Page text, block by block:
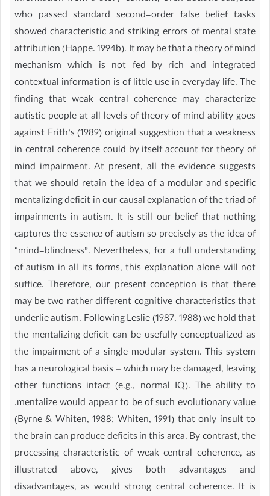
who passed standard second-order false belief tasks
showed characteristic and striking errors of mental state
attribution (Happe. 1994b). It may be that a theory of mind
mechanism which is not fed by rich and integrated
contextual information is of little use in everyday life. The
finding that weak central coherence may characterize
autistic people at all levels of theory of mind ability goes
against Frith’s (1989) original suggestion that a weakness
in central coherence could by itself account for theory of
mind impairment. At present, all the evidence suggests
that we should retain the idea of a modular and specific
mentalizing deficit in our causal explanation of the triad of
impairments in autism. It is still our belief that nothing
captures the essence of autism so precisely as the idea of
“mind-blindness”. Nevertheless, for a full understanding
of autism in all its forms, this explanation alone will not
suffice. Therefore, our present conception is that there
may be two rather different cognitive characteristics that
underlie autism. Following Leslie (1987, 1988) we hold that
the mentalizing deficit can be usefully conceptualized as
the impairment of a single modular system. This system
has a neurological basis – which may be damaged, leaving
other functions intact (e.g., normal IQ). The ability to
.mentalize would appear to be of such evolutionary value
(Byrne & Whiten, 1988; Whiten, 1991) that only insult to
the brain can produce deficits in this area. By contrast, the
processing characteristic of weak central coherence, as
illustrated above, gives both advantages and
disadvantages, as would strong central coherence. It is